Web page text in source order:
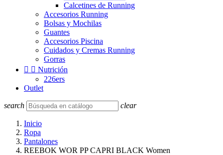
Calcetines de Running
Accesorios Running
Bolsas y Mochilas
Guantes
Accesorios Piscina
Cuidados y Cremas Running
Gorras
  Nutrición
226ers
Outlet
search clear
Inicio
Ropa
Pantalones
REEBOK WOR PP CAPRI BLACK Women